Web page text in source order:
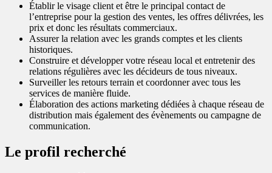
Établir le visage client et être le principal contact de
l’entreprise pour la gestion des ventes, les offres délivrées, les
prix et donc les résultats commerciaux.
Assurer la relation avec les grands comptes et les clients
historiques.
Construire et développer votre réseau local et entretenir des
relations régulières avec les décideurs de tous niveaux.
Surveiller les retours terrain et coordonner avec tous les
services de manière fluide.
Élaboration des actions marketing dédiées à chaque réseau de
distribution mais également des évènements ou campagne de
communication.
Le profil recherché